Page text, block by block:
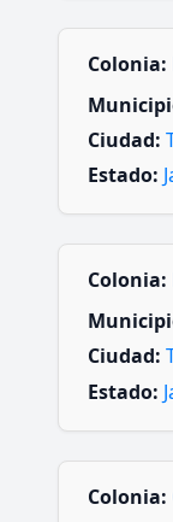
Colonia:
Ciudad:
Estado:
Colonia:
Ciudad:
Estado:
Colonia: